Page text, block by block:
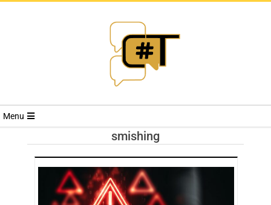
RIVISTA
TRENDS
Menu
smishing